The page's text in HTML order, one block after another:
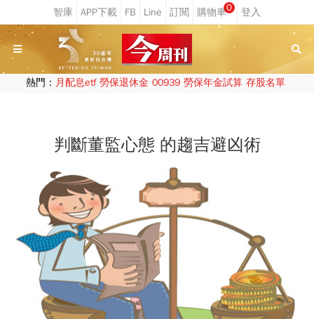
0
熱門： 月配息etf 勞保退休金 00939 勞保年金試算 存股名單
判斷董監心態 的趨吉避凶術